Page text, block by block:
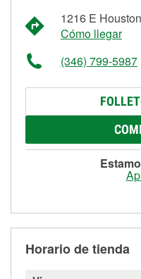
1216 E
Cómo llegar
(346) 799-5987
Horario de tienda